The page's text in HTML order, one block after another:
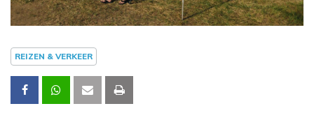
REIZEN & VERKEER